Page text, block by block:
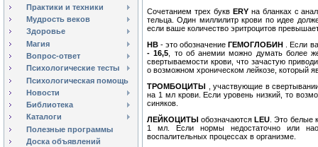
Практики и техники
Мудрость веков
Здоровье
Магия
Вопрос-ответ
Психологические тесты
Психологическая помощь
Новости
Библиотека
Каталоги
Полезные программы
Доска объявлений
Сочетанием трех букв ERY на бланках с
тельца. Один миллилитр крови по идее
если ваше количество эритроцитов
HB- это обозначениеГЕМОГЛОБИН
. Если
- 16,5 , то об анемии можно думать более
свертываемости крови, что зачастую
о возможном хроническом лейкозе, который
ТРОМБОЦИТЫ
, участвующие в
на 1 мл крови. Если уровень низкий, то
синяков.
ЛЕЙКОЦИТЫобозначаютсяLEU . Это белые
1 мл. Если нормы недостаточно или
воспалительных процессах в организме.